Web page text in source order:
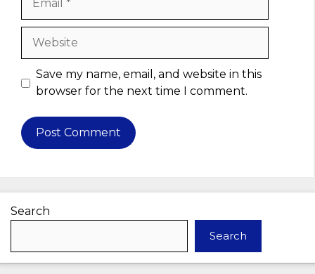
Website
Save my name, email, and website in this
browser for the next time I comment.
Search
Search